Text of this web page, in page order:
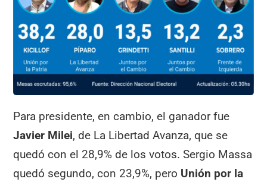
Para presidente, en cambio, el ganador fue
Javier Milei, de La Libertad Avanza, que se
quedó con el 28,9% de los votos. Sergio Massa
quedó segundo, con 23,9%, pero Unión por la